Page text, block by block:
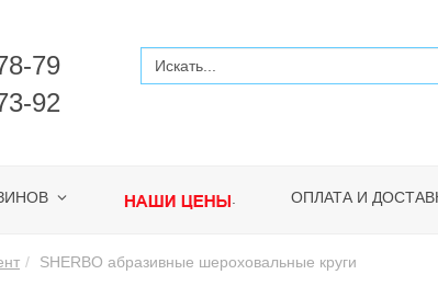
79
92
. ОПЛАТА И
SHERBO абразивные шероховальные круги